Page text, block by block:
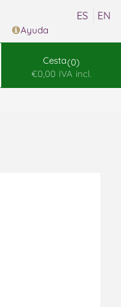
Ayuda
Cesta 0
€0,00 IVA incl.